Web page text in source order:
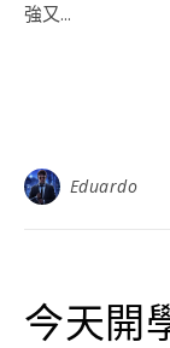
強又...
Eduardo
今天開